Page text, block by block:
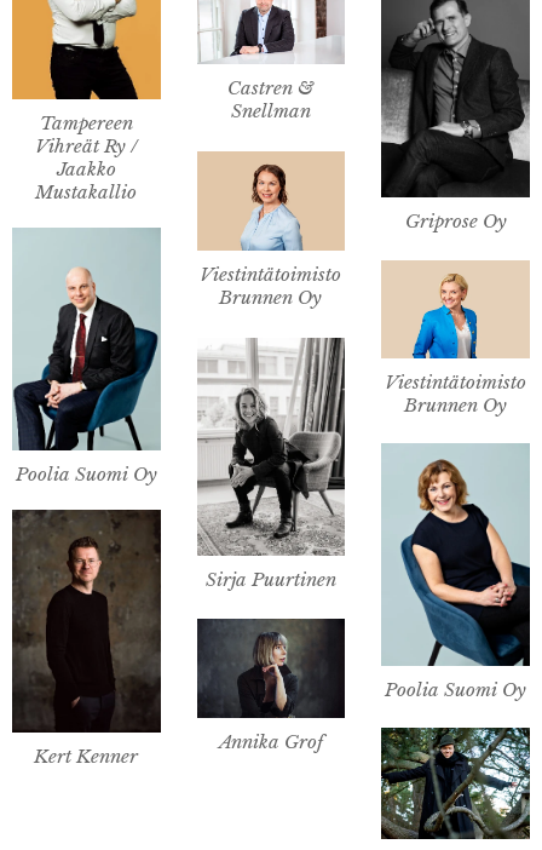
Tampereen
Vihreät Ry /
Jaakko
Mustakallio
Castren &
Snellman
Griprose Oy
Viestintätoimisto
Brunnen Oy
Poolia Suomi Oy
Viestintätoimisto
Brunnen Oy
Sirja Puurtinen
Poolia Suomi Oy
Kert Kenner
Annika Grof